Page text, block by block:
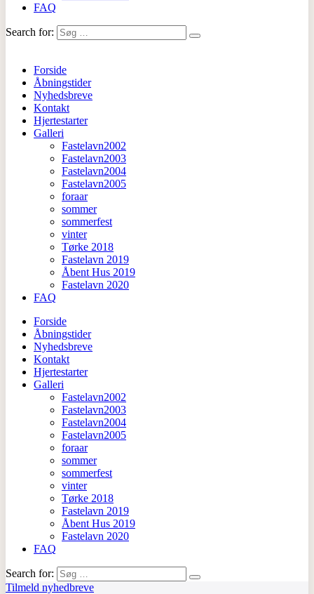
FAQ
Search for:
Forside
Åbningstider
Nyhedsbreve
Kontakt
Hjertestarter
Galleri
Fastelavn2002
Fastelavn2003
Fastelavn2004
Fastelavn2005
foraar
sommer
sommerfest
vinter
Tørke 2018
Fastelavn 2019
Åbent Hus 2019
Fastelavn 2020
FAQ
Forside
Åbningstider
Nyhedsbreve
Kontakt
Hjertestarter
Galleri
Fastelavn2002
Fastelavn2003
Fastelavn2004
Fastelavn2005
foraar
sommer
sommerfest
vinter
Tørke 2018
Fastelavn 2019
Åbent Hus 2019
Fastelavn 2020
FAQ
Search for:
Tilmeld nyhedbreve